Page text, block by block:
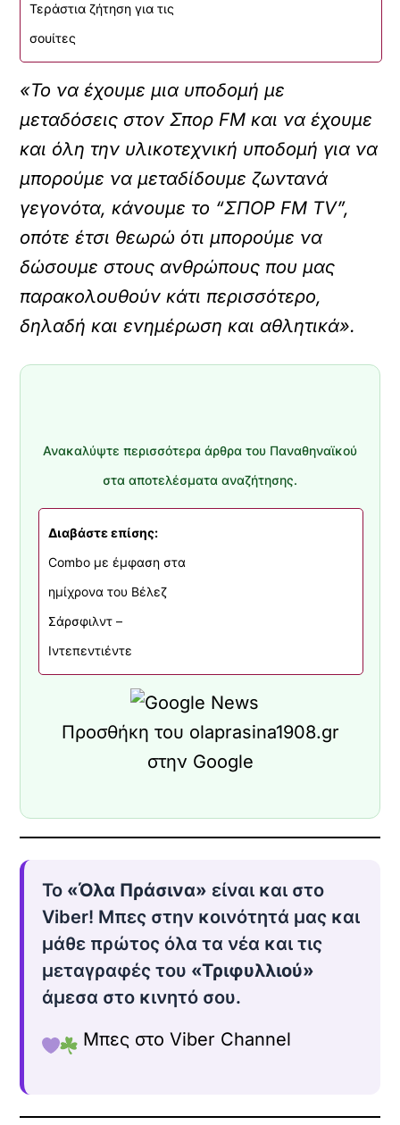
Τεράστια ζήτηση για τις
σουίτες
«Το να έχουμε μια υποδομή με
μεταδόσεις στον Σπορ FM και να έχουμε
και όλη την υλικοτεχνική υποδομή για να
μπορούμε να μεταδίδουμε ζωντανά
γεγονότα, κάνουμε το “ΣΠΟΡ FM TV”,
οπότε έτσι θεωρώ ότι μπορούμε να
δώσουμε στους ανθρώπους που μας
παρακολουθούν κάτι περισσότερο,
δηλαδή και ενημέρωση και αθλητικά».
Ανακαλύψτε περισσότερα άρθρα του Παναθηναϊκού
στα αποτελέσματα αναζήτησης.
Διαβάστε επίσης:
Combo με έμφαση στα
ημίχρονα του Βέλεζ
Σάρσφιλντ –
Ιντεπεντιέντε
Προσθήκη του olaprasina1908.gr
στην Google
Το «Όλα Πράσινα» είναι και στο
Viber! Μπες στην κοινότητά μας και
μάθε πρώτος όλα τα νέα και τις
μεταγραφές του «Τριφυλλιού»
άμεσα στο κινητό σου.
Μπες στο Viber Channel